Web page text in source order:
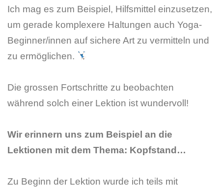
Ich mag es zum Beispiel, Hilfsmittel einzusetzen,
um gerade komplexere Haltungen auch Yoga-
Beginner/innen auf sichere Art zu vermitteln und
zu ermöglichen.
Die grossen Fortschritte zu beobachten
während solch einer Lektion ist wundervoll!
Wir erinnern uns zum Beispiel an die
Lektionen mit dem Thema: Kopfstand…
Zu Beginn der Lektion wurde ich teils mit